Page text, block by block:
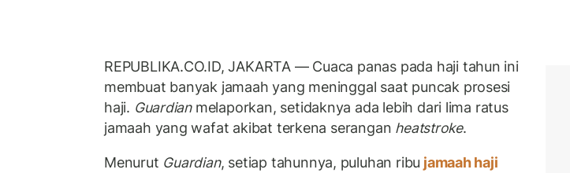
REPUBLIKA.CO.ID, JAKARTA — Cuaca panas pada haji tahun ini
membuat banyak jamaah yang meninggal saat puncak prosesi
haji. Guardianmelaporkan, setidaknya ada lebih dari lima ratus
jamaah yang wafat akibat terkena serangan heatstroke.
Menurut Guardian, setiap tahunnya, puluhan ribu jamaah haji